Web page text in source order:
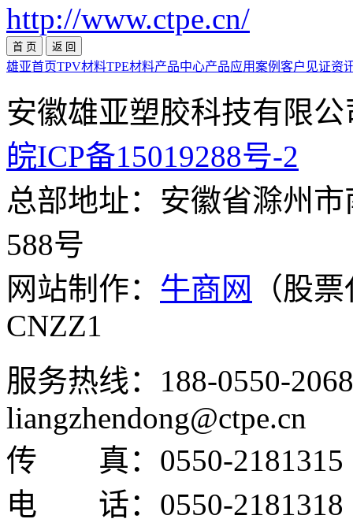
http://www.ctpe.cn/
雄亚首页TPV材料TPE材料产品中心产品应用案例 客户见证资
安徽雄亚塑胶科技
皖ICP备15019288号-2
总部地址：安徽省滁州
588号
网站制作： 牛商网
（股
CNZZ1
服务热线：188-
liangzhendong@ctpe.cn
传 真：0550-2181315
电 话：0550-2181318